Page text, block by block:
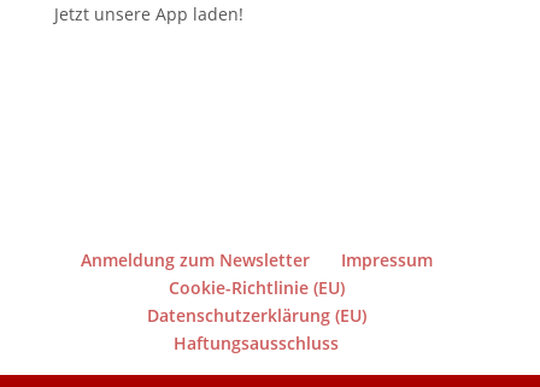
Jetzt unsere App laden!
Anmeldung zum Newsletter
Impressum
Cookie-Richtlinie (EU)
Datenschutzerklärung (EU)
Haftungsausschluss